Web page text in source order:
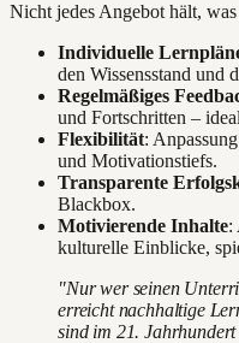
Nicht jedes Angebot hält,
Individuelle
den Wissensstand und
Regelmäßiges
und Fortschritten –
Flexibilität:
und Motivationstiefs.
Transparente
Blackbox.
Motivierende Inhalte:
kulturelle Einblicke,
"Nur wer seinen
erreicht nachhaltige
sind im 21.